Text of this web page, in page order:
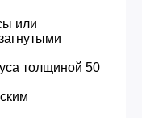
или
толщиной 50